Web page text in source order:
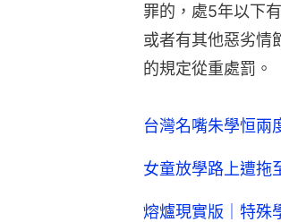
罪的，處5年以下
或者有其他惡劣情
的規定從重處罰。
台灣名嘴朱學恒
女童放學路上遭
熔爐現實版｜特